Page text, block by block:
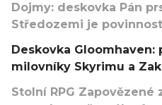
Dojmy: deskovka Pán
Středozemi je
Deskovka Gloomhaven:
milovníky Skyrimu a
Stolní RPG Zapovězené